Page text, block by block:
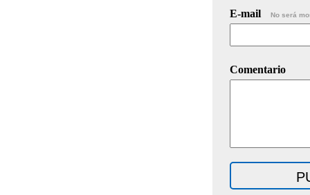
E-mail No será
Comentario